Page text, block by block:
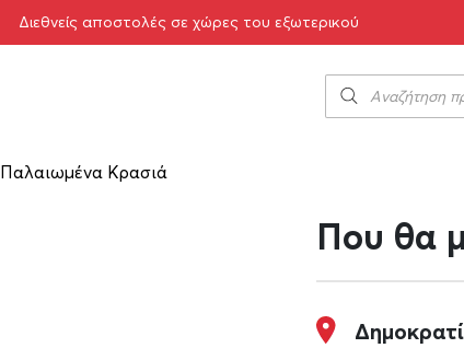
Διεθνείς αποστολές σε χώρες του εξωτερικού
Παλαιωμένα Κρασιά
Που θα